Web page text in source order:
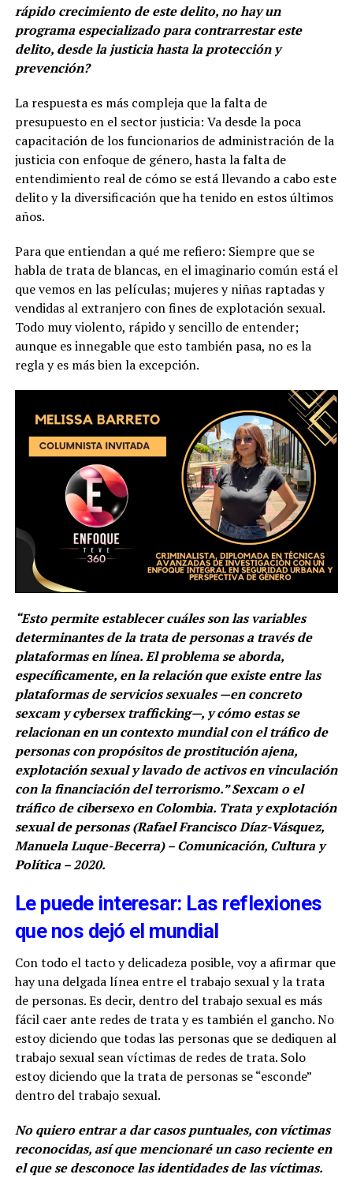
rápido crecimiento de este delito, no hay un
programa especializado para contrarrestar este
delito, desde la justicia hasta la protección y
prevención?
La respuesta es más compleja que la falta de
presupuesto en el sector justicia: Va desde la poca
capacitación de los funcionarios de administración de la
justicia con enfoque de género, hasta la falta de
entendimiento real de cómo se está llevando a cabo este
delito y la diversificación que ha tenido en estos últimos
años.
Para que entiendan a qué me refiero: Siempre que se
habla de trata de blancas, en el imaginario común está el
que vemos en las películas; mujeres y niñas raptadas y
vendidas al extranjero con fines de explotación sexual.
Todo muy violento, rápido y sencillo de entender;
aunque es innegable que esto también pasa, no es la
regla y es más bien la excepción.
“Esto permite establecer cuáles son las variables
determinantes de la trata de personas a través de
plataformas en línea. El problema se aborda,
específicamente, en la relación que existe entre las
plataformas de servicios sexuales —en concreto
sexcam y cybersex trafficking—, y cómo estas se
relacionan en un contexto mundial con el tráfico de
personas con propósitos de prostitución ajena,
explotación sexual y lavado de activos en vinculación
con la financiación del terrorismo.” Sexcam o el
tráfico de cibersexo en Colombia. Trata y explotación
sexual de personas (Rafael Francisco Díaz-Vásquez,
Manuela Luque-Becerra) – Comunicación, Cultura y
Política – 2020.
Le puede interesar: Las reflexiones
que nos dejó el mundial
Con todo el tacto y delicadeza posible, voy a afirmar que
hay una delgada línea entre el trabajo sexual y la trata
de personas. Es decir, dentro del trabajo sexual es más
fácil caer ante redes de trata y es también el gancho. No
estoy diciendo que todas las personas que se dediquen al
trabajo sexual sean víctimas de redes de trata. Solo
estoy diciendo que la trata de personas se “esconde”
dentro del trabajo sexual.
No quiero entrar a dar casos puntuales, con víctimas
reconocidas, así que mencionaré un caso reciente en
el que se desconoce las identidades de las víctimas.